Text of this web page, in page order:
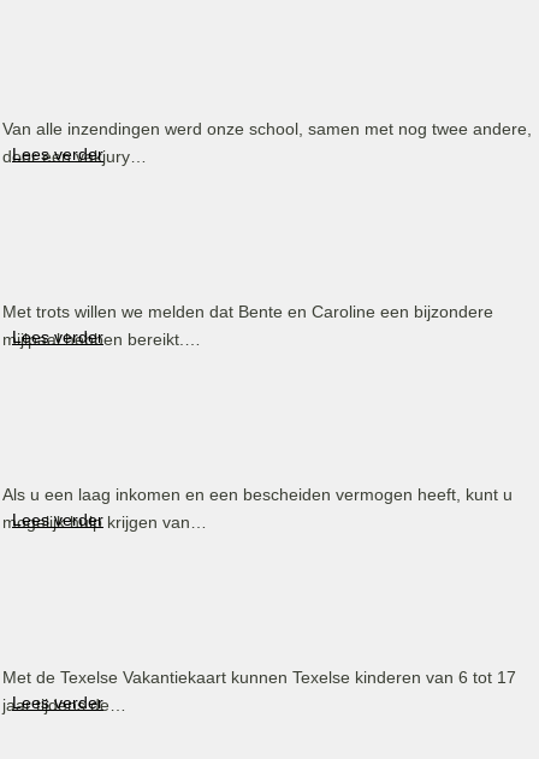
Van alle inzendingen werd onze school, samen met nog twee andere,
door een vakjury…
Lees verder
Met trots willen we melden dat Bente en Caroline een bijzondere
mijlpaal hebben bereikt.…
Lees verder
Als u een laag inkomen en een bescheiden vermogen heeft, kunt u
mogelijk hulp krijgen van…
Lees verder
Met de Texelse Vakantiekaart kunnen Texelse kinderen van 6 tot 17
jaar tijdens de…
Lees verder